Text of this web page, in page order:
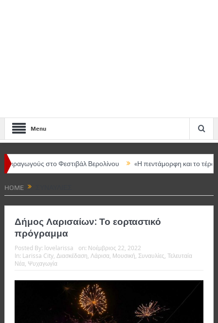
Menu
στο Φεστιβάλ Βερολίνου «Η πεντάμορφη και το τέρας –
HOME
Δήμος Λαρισαίων: Το εορταστικό
πρόγραμμα
Posted By: lovelarissa on: Νοέμβριος 22, 2022
In: Larissa City, Διασκέδαση, Λάρισα, Μουσική, Συναυλίες, Τελευταία
Νέα, Ψυχαγωγία